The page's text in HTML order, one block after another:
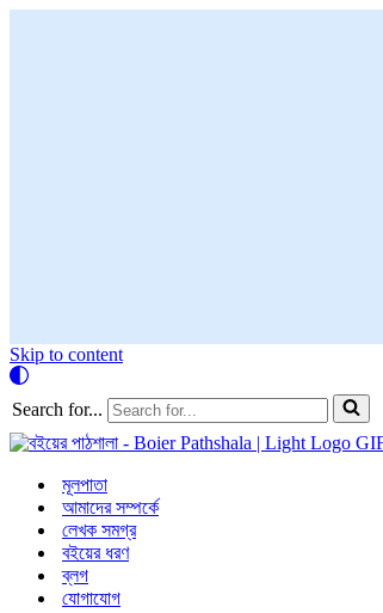
Skip to content
Search for...
মূলপাতা
আমাদের সম্পর্কে
লেখক সমগ্র
বইয়ের ধরণ
ব্লগ
যোগাযোগ